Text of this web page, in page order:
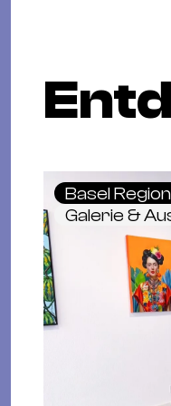
Basel Region
Galerie &